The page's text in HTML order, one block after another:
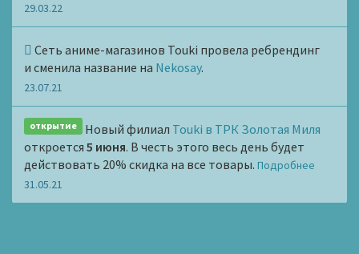
29.03.22
Сеть аниме-магазинов Touki провела ребрендинг
и сменила название на Nekosay.
23.07.21
открытие Новый филиал Touki в ТРК Золотая Миля
откроется 5 июня. В честь этого весь день будет
действовать 20% скидка на все товары. Подробнее
31.05.21